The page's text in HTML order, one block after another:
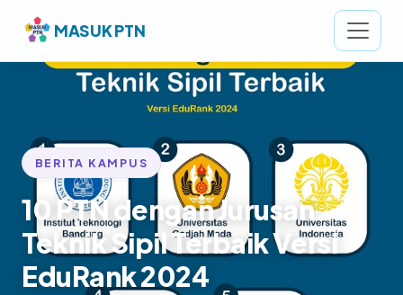
MASUK PTN
BERITA KAMPUS
10 PTN dengan Jurusan
Teknik Sipil Terbaik Versi
EduRank 2024